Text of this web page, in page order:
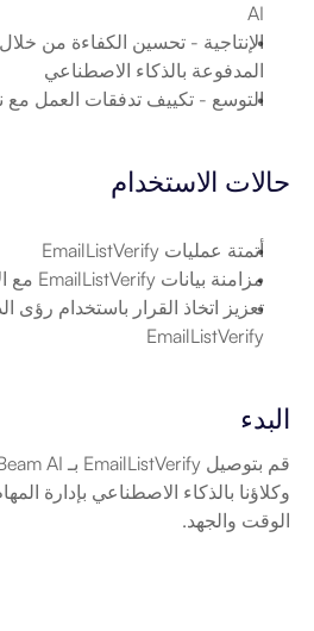
AI
الإنتاجية
المدفوعة بالذكاء الاصطناعي
التوسع - تكييف تدفقات العمل مع
حالات الاستخدام
أتمتة عمليات EmailListVerify
مزامنة بيانات EmailListVerify مع الأدوات الأخرى
EmailListVerify
البدء
الوقت والجهد.